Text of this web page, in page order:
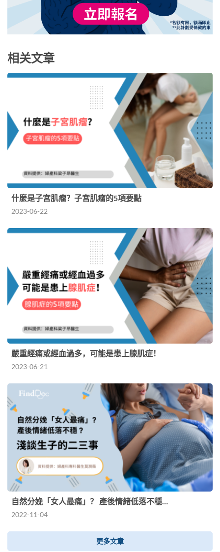
相关文章
什麼是子宮肌瘤？子宮肌瘤的5項要點
2023-06-22
嚴重經痛或經血過多，可能是患上腺肌症！
2023-06-21
自然分娩「女人最痛」？ 產後情緒低落不穩…
2022-11-04
更多文章